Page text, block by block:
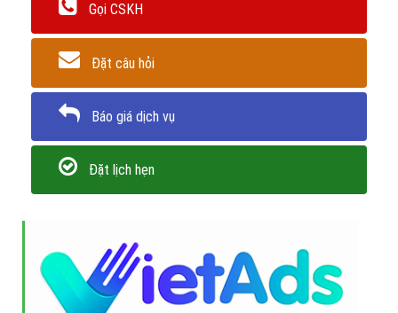
Gọi CSKH
Đặt câu hỏi
Báo giá dịch vụ
Đặt lịch hẹn